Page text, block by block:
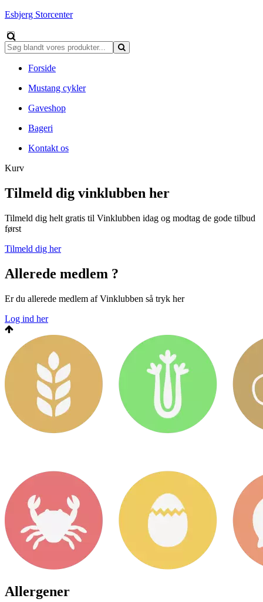
Esbjerg Storcenter
Forside
Mustang cykler
Gaveshop
Bageri
Kontakt os
Kurv
Tilmeld dig vinklubben her
Tilmeld dig helt gratis til Vinklubben idag og modtag de gode tilbud
først
Tilmeld dig her
Allerede medlem ?
Er du allerede medlem af Vinklubben så tryk her
Log ind her
Allergener